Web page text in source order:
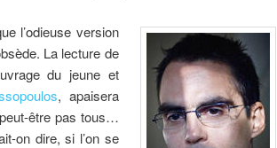
l’odieuse version
La lecture de
du jeune et
, apaisera
être pas tous…
on dire, si l’on se